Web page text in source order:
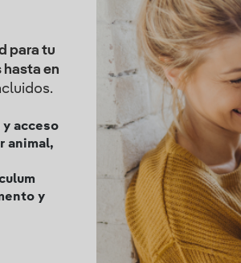
para tu
hasta en
acceso
animal,
y